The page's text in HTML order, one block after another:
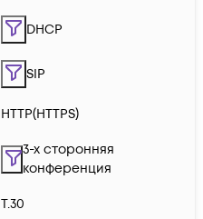
DHCP
SIP
HTTP(HTTPS)
3-х сторонняя
конференция
Т.30